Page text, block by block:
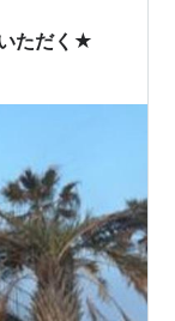
ただく★